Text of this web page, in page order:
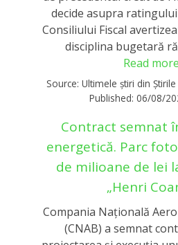
decide asupra
Consiliului Fiscal
disciplina bugetară
Read
Source: Ultimele știri din
Published: 06/08/
Contract semnat
energetică. Parc
de milioane de lei
„Henri
Compania Națională
(CNAB) a semnat